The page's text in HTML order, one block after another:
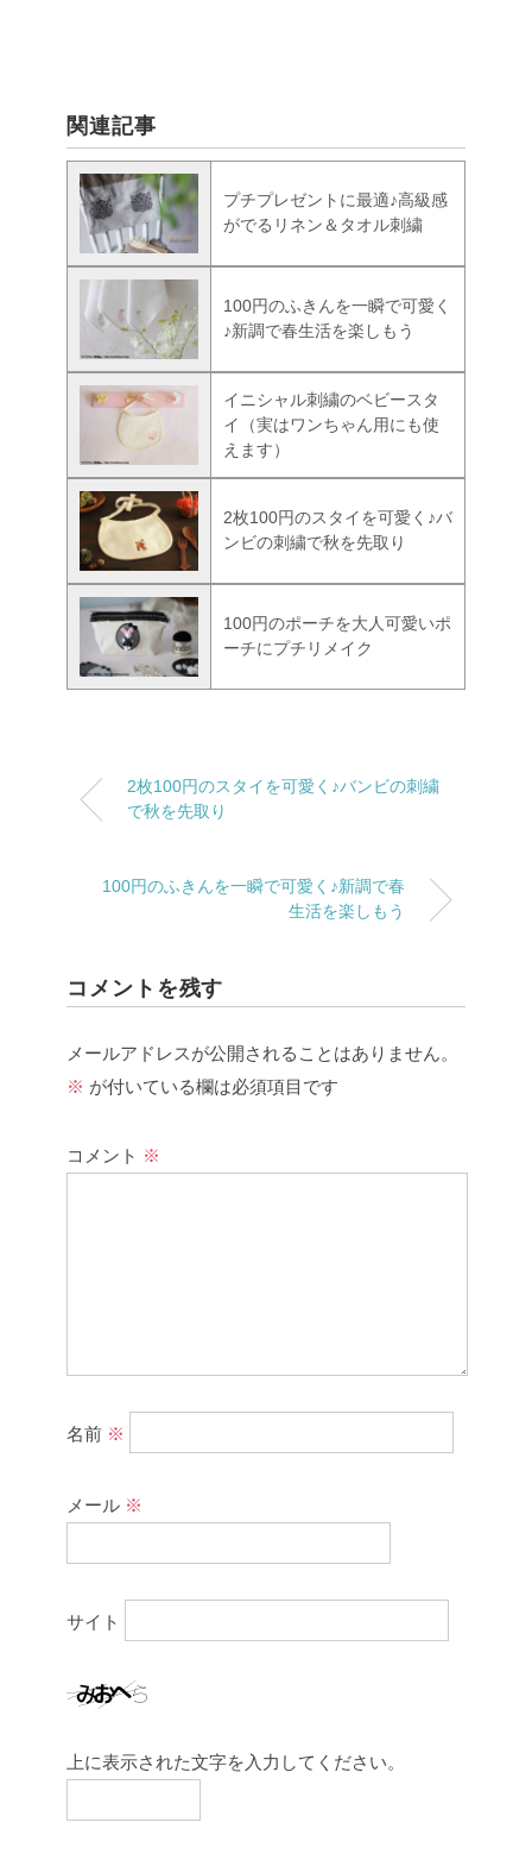
関連記事
プチプレゼントに最適♪高級感
がでるリネン＆タオル刺繍
100円のふきんを一瞬で可愛く
♪新調で春生活を楽しもう
イニシャル刺繍のベビースタ
イ（実はワンちゃん用にも使
えます）
2枚100円のスタイを可愛く♪バ
ンビの刺繍で秋を先取り
100円のポーチを大人可愛いポ
ーチにプチリメイク
2枚100円のスタイを可愛く♪バンビの刺繍
で秋を先取り
100円のふきんを一瞬で可愛く♪新調で春
生活を楽しもう
コメントを残す
メールアドレスが公開されることはありません。
※ が付いている欄は必須項目です
コメント ※
名前 ※
メール ※
サイト
上に表示された文字を入力してください。